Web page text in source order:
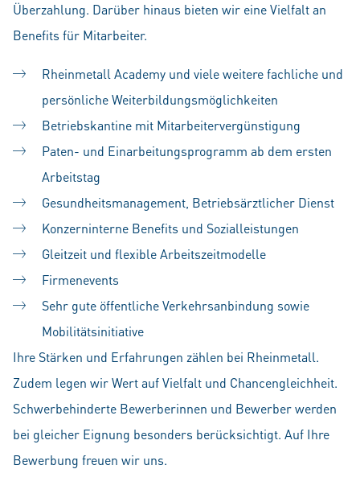
Überzahlung. Darüber hinaus bieten wir eine Vielfalt an
Benefits für Mitarbeiter.
Rheinmetall Academy und viele weitere fachliche und
persönliche Weiterbildungsmöglichkeiten
Betriebskantine mit Mitarbeitervergünstigung
Paten- und Einarbeitungsprogramm ab dem ersten
Arbeitstag
Gesundheitsmanagement, Betriebsärztlicher Dienst
Konzerninterne Benefits und Sozialleistungen
Gleitzeit und flexible Arbeitszeitmodelle
Firmenevents
Sehr gute öffentliche Verkehrsanbindung sowie
Mobilitätsinitiative
Ihre Stärken und Erfahrungen zählen bei Rheinmetall.
Zudem legen wir Wert auf Vielfalt und Chancengleichheit.
Schwerbehinderte Bewerberinnen und Bewerber werden
bei gleicher Eignung besonders berücksichtigt. Auf Ihre
Bewerbung freuen wir uns.